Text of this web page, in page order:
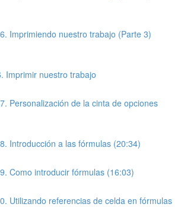
Imprimiendo nuestro trabajo (Parte 3)
Imprimir nuestro trabajo
Personalización de la cinta de opciones
Introducción a las fórmulas (20:34)
Como introducir fórmulas (16:03)
Utilizando referencias de celda en fórmulas